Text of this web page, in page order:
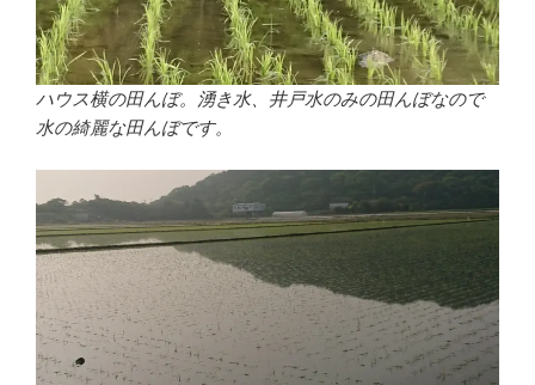
ハウス横の田んぼ。湧き水、井戸水のみの田んぼなので
水の綺麗な田んぼです。